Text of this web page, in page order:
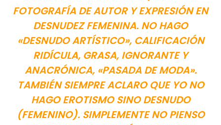
FOTOGRAFÍA DE AUTOR Y EXPRESIÓN EN
DESNUDEZ FEMENINA. NO HAGO
«DESNUDO ARTÍSTICO», CALIFICACIÓN
RIDÍCULA, GRASA, IGNORANTE Y
ANACRÓNICA, «PASADA DE MODA».
TAMBIÉN SIEMPRE ACLARO QUE YO NO
HAGO EROTISMO SINO DESNUDO
(FEMENINO). SIMPLEMENTE NO PIENSO